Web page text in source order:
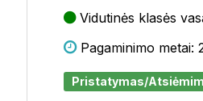
Vidutinės klasės
Pagaminimo metai:
Pristatymas/